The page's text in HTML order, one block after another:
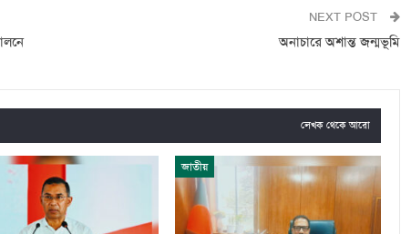
NEXT POST
অনাচারে অশান্ত জন্মভূমি
লেখক থেকে আরো
জাতীয়